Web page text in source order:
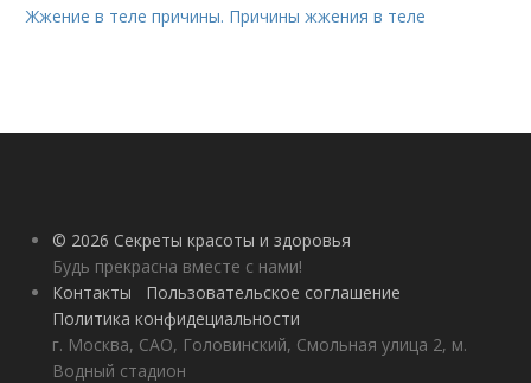
Жжение в теле причины. Причины жжения в теле
© 2026 Секреты красоты и здоровья
Будь прекрасна вместе с нами!
Контакты
Пользовательское соглашение
Политика конфидециальности
г. Москва, САО, Головинский, Смольная улица 2, м.
Водный стадион